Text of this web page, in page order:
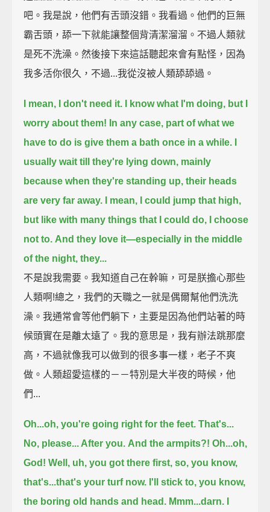
吧。我是說，他們有舌頭沒錯。我看過。他們的巨無
霸舌頭，舔一下就能讓整個背清潔溜溜。不過人類就
是死不洗澡。然後接下來這話聽起來會有點怪，因為
我多活你很久，不過...我從沒被人類舔舔過。
I mean, I don't need it.
I know what I'm doing, but I
worry about them! In any case, part of what we
have to do is give them a bath once in a while.
usually wait till they're lying down, mainly
because when they're standing up, their heads
are very far away.
I mean, I could jump that high,
but like with many things that I could do, I choose
not to. And they love it—especially in the middle
of the night, they...
不是說我需要。我知道自己在幹嘛，可是朕擔心那些
人類啊!總之，我們的天職之一就是偶爾幫他們洗洗
澡。我通常會等他們躺下，主要是因為他們站著的時
候頭實在是離太遠了。我的意思是，我有辦法跳那麼
高，不過就像我可以做到的很多事一樣，老子不爽
做。人類超愛這樣的－－特別是大半夜的時候，他
們...
Oh...oh, you're going right for the feet. That's...
No, please... After you. And the armpits?! Oh...oh,
God! Well, uh, you got there first, so, you know,
that's...that's your turf now. I'll stick to, you know,
the boring old hands and head. Mmm...darn.